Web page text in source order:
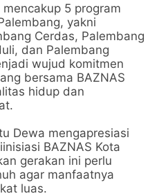
5 program
yakni
Cerdas, Palembang
dan Palembang
wujud komitmen
bersama BAZNAS
hidup dan
Dewa mengapresiasi
BAZNAS Kota
gerakan ini perlu
agar manfaatnya
luas.